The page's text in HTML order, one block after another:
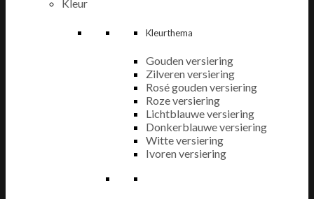
Kleur
Kleurthema
Gouden versiering
Zilveren versiering
Rosé gouden versiering
Roze versiering
Lichtblauwe versiering
Donkerblauwe versiering
Witte versiering
Ivoren versiering